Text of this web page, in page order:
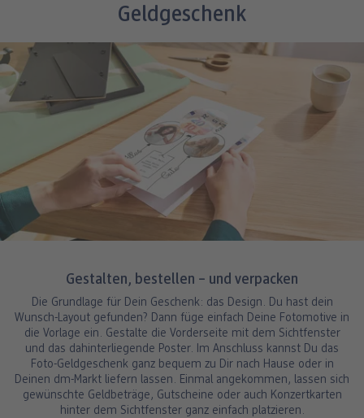
Geldgeschenk
Gestalten, bestellen – und verpacken
Die Grundlage für Dein Geschenk: das Design. Du hast dein
Wunsch-Layout gefunden? Dann füge einfach Deine Fotomotive in
die Vorlage ein. Gestalte die Vorderseite mit dem Sichtfenster
und das dahinterliegende Poster. Im Anschluss kannst Du das
Foto-Geldgeschenk ganz bequem zu Dir nach Hause oder in
Deinen dm-Markt liefern lassen. Einmal angekommen, lassen sich
gewünschte Geldbeträge, Gutscheine oder auch Konzertkarten
hinter dem Sichtfenster ganz einfach platzieren.